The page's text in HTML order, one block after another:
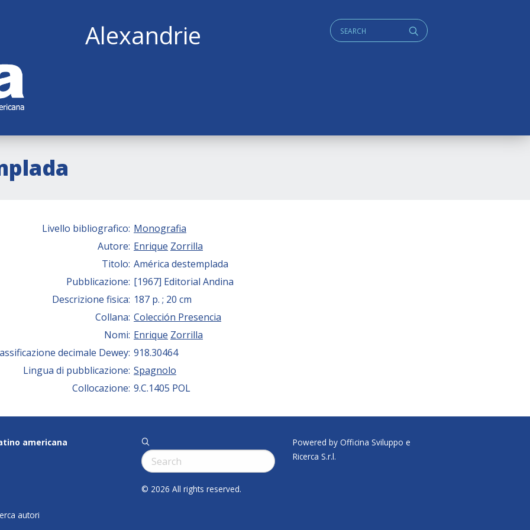
Alexandrie q
Cerca:
Livello bibliografico: Monografia
Autore: Enrique Zorrilla
Titolo: América destemplada
Pubblicazione: [1967] Editorial Andina
Descrizione fisica: 187 p. ; 20 cm
Collana: Colección Presencia
Nomi: Enrique Zorrilla
decimale Dewey: 918.30464
Lingua di pubblicazione: Spagnolo
Collocazione: 9.C.1405 POL
americana
autori
q
Cerca:
© 2026 All rights reserved.
Powered by Officina Sviluppo e
Ricerca S.r.l.